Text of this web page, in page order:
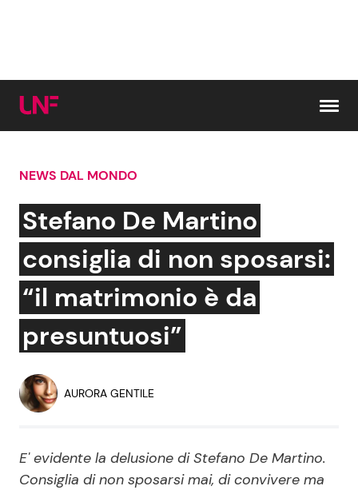
Cerca:
News e Cronaca
Attualità Italiana
Economia
Persone Scomparse
Politica
Gossip e TV
Bellezze VIP
Reality e Talent
NEWS DAL MONDO
Stefano De Martino
consiglia di non sposarsi:
“il matrimonio è da
presuntuosi”
AURORA GENTILE
E' evidente la delusione di Stefano De Martino.
Consiglia di non sposarsi mai, di convivere ma